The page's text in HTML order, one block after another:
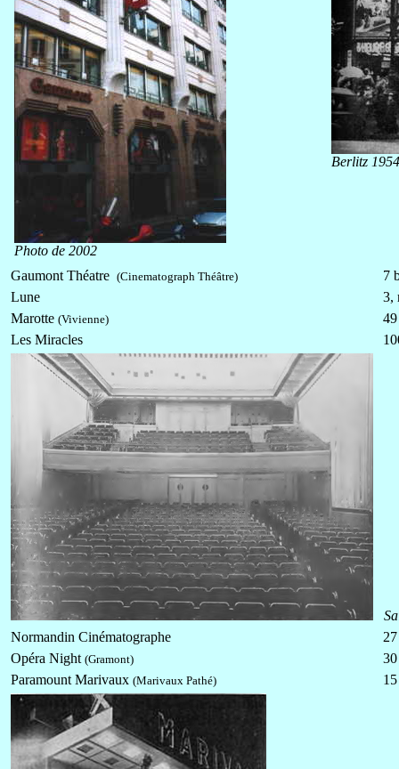
Photo de 2002
Berlitz
Gaumont Théatre (Cinematograph Théâtre)
7
Lune
3,
Marotte (Vivienne)
Les Miracles
Normandin Cinématographe
Opéra Night (Gramont)
Paramount Marivaux (Marivaux Pathé)